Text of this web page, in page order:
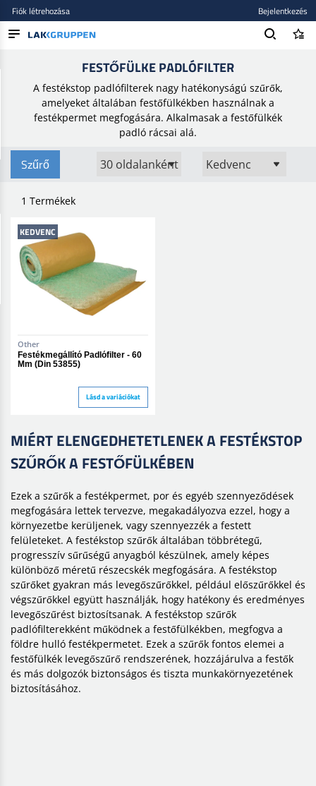
ÚJ BEKERÜLT
Fiók létrehozása Bejelentkezés
FESTŐFÜLKE PADLÓFILTER
A festékstop padlófilterek nagy hatékonyságú szűrők,
amelyeket általában festőfülkékben használnak a
festékpermet megfogására. Alkalmasak a festőfülkék
padló rácsai alá.
Szűrő
1 Termékek
KEDVENC
Other
Festékmegállító Padlófilter - 60
Mm (Din 53855)
Lásd a variációkat
MIÉRT ELENGEDHETETLENEK A FESTÉKSTOP
SZŰRŐK A FESTŐFÜLKÉBEN
Ezek a szűrők a festékpermet, por és egyéb szennyeződések
megfogására lettek tervezve, megakadályozva ezzel, hogy a
környezetbe kerüljenek, vagy szennyezzék a festett
felületeket. A festékstop szűrők általában többrétegű,
progresszív sűrűségű anyagból készülnek, amely képes
különböző méretű részecskék megfogására. A festékstop
szűrőket gyakran más levegőszűrőkkel, például előszűrőkkel és
végszűrőkkel együtt használják, hogy hatékony és eredményes
levegőszűrést biztosítsanak. A festékstop szűrők
padlófilterekként működnek a festőfülkékben, megfogva a
földre hulló festékpermetet. Ezek a szűrők fontos elemei a
festőfülkék levegőszűrő rendszerének, hozzájárulva a festők
és más dolgozók biztonságos és tiszta munkakörnyezetének
biztosításához.